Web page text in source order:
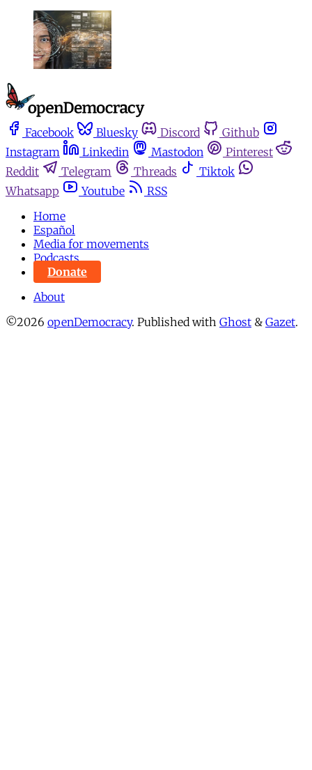
Facebook Bluesky Discord
Github
Instagram
Linkedin Mastodon
Pinterest
Reddit
Telegram Threads
Tiktok
Whatsapp
Youtube
RSS
Home
Español
Media for movements
Podcasts
Donate
About
©2026 openDemocracy. Published with Ghost & Gazet.